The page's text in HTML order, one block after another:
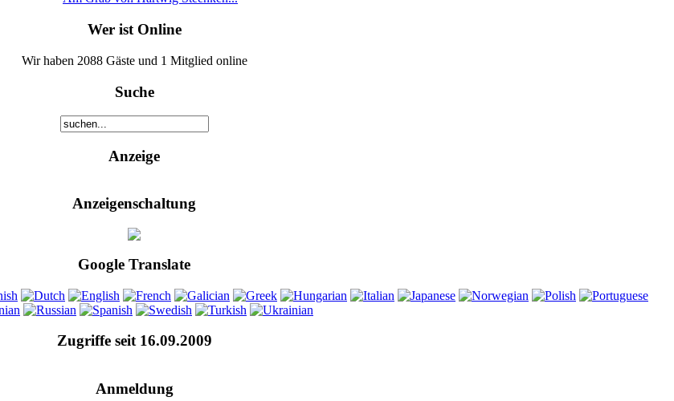
Wer ist Online
Wir haben 2088 Gäste und 1 Mitglied online
Suche
Anzeige
Anzeigenschaltung
Google Translate
Zugriffe seit 16.09.2009
Anmeldung